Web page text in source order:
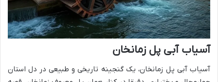
آسیاب آبی پل زمانخان
آسیاب آبی پل زمانخان، یک گنجینه تاریخی و طبیعی در دل استان